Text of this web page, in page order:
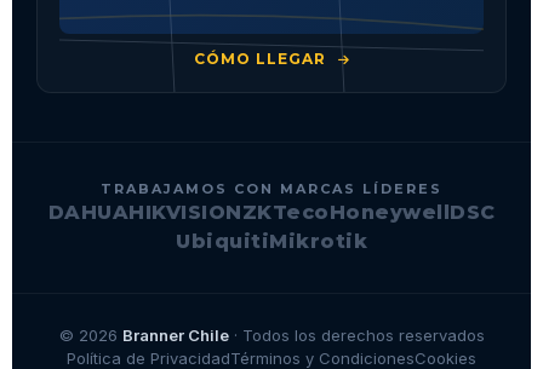
CÓMO LLEGAR
TRABAJAMOS CON MARCAS LÍDERES
DAHUAHIKVISIONZKTecoHoneywellDSC
UbiquitiMikrotik
© 2026 Branner Chile· Todos los derechos reservados
Política de PrivacidadTérminos y CondicionesCookies